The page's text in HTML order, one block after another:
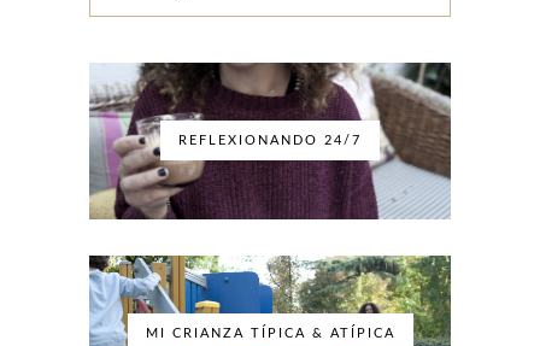
REFLEXIONANDO 24/7
MI CRIANZA TÍPICA & ATÍPICA